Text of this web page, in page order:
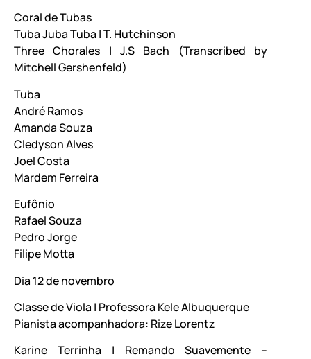
Coral de Tubas
Tuba Juba Tuba | T. Hutchinson
Three Chorales | J.S Bach (Transcribed by
Mitchell Gershenfeld)
Tuba
André Ramos
Amanda Souza
Cledyson Alves
Joel Costa
Mardem Ferreira
Eufônio
Rafael Souza
Pedro Jorge
Filipe Motta
Dia 12 de novembro
Classe de Viola | Professora Kele Albuquerque
Pianista acompanhadora: Rize Lorentz
Karine Terrinha | Remando Suavemente –